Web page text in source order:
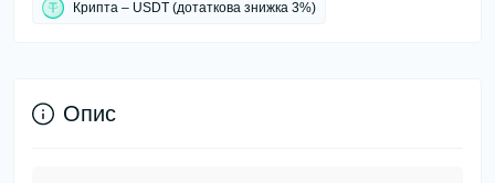
Крипта – USDT (дотаткова знижка 3%)
Опис